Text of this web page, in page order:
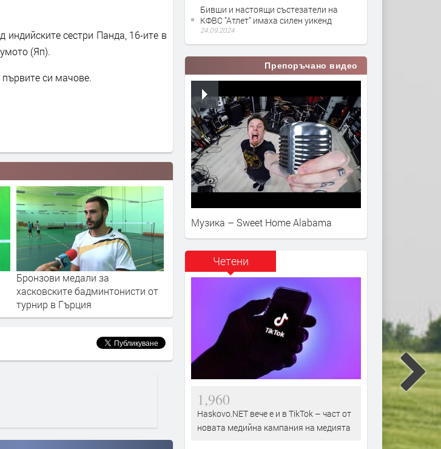
индийските сестри Панда, 16-ите в
(Яп).
си мачове.
Бронзови медали за
хасковските бадминтонисти от
турнир в Гърция
Бадминтонистът Даниел
Николов премина в отбор от
Международният турнир
Бивши и настоящи състезатели на
КФВС "Атлет" имаха силен уикенд
24.09.2024
Препоръчано видео
Музика – Sweet Home Alabama
Четени
1,960
Haskovo.NET вече е и в TikTok – част от
новата медийна кампания на медията